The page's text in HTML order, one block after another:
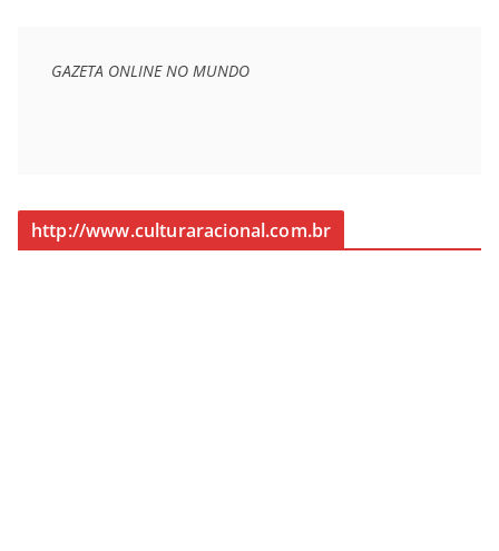
GAZETA ONLINE NO MUNDO
http://www.culturaracional.com.br